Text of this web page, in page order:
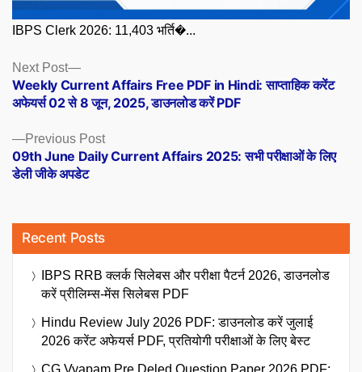
IBPS Clerk 2026: 11,403 भर्ति�...
Posts
navigation
Previous PostPrevious
post:
09th June Daily Current Affairs 2025: सभी परीक्षाओं के लिए
डेली जीके अपडेट
Next Post
Next
post:
Weekly Current Affairs Free PDF in Hindi: साप्ताहिक करेंट
अफेयर्स 02 से 8 जून, 2025, डाउनलोड करें PDF
Recent Posts
IBPS RRB क्लर्क सिलेबस और परीक्षा पैटर्न 2026, डाउनलोड
करें प्रीलिम्स-मेंस सिलेबस PDF
Hindu Review July 2026 PDF: डाउनलोड करें जुलाई
2026 करेंट अफेयर्स PDF, प्रतियोगी परीक्षाओं के लिए बेस्ट